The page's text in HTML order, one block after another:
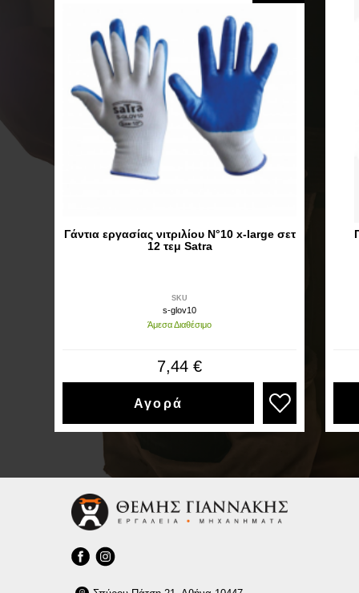
Γάντια εργασίας νιτριλίου Ν°10 x-large σετ
12 τεμ Satra
SKU
s-glov10
Άμεσα Διαθέσιμο
7,44 €
Αγορά